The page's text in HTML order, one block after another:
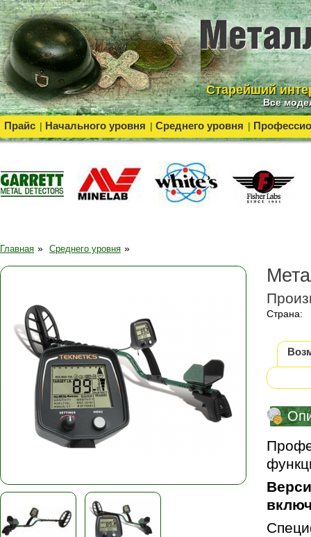
Cтарейший
Все
Прайс | Начального уровня | Среднего уровня |
Главная » Среднего уровня »
Страна: